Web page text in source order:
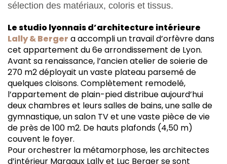
sélection des matériaux, coloris et tissus.
Le studio lyonnais d’architecture intérieure
Lally & Berger a accompli un travail d’orfèvre dans
cet appartement du 6e arrondissement de Lyon.
Avant sa renaissance, l’ancien atelier de soierie de
270 m2 déployait un vaste plateau parsemé de
quelques cloisons. Complètement remodelé,
l’appartement de plain-pied distribue aujourd’hui
deux chambres et leurs salles de bains, une salle de
gymnastique, un salon TV et une vaste pièce de vie
de près de 100 m2. De hauts plafonds (4,50 m)
couvent le foyer.
Pour orchestrer la métamorphose, les architectes
d’intérieur Margaux Lally et Luc Berger se sont